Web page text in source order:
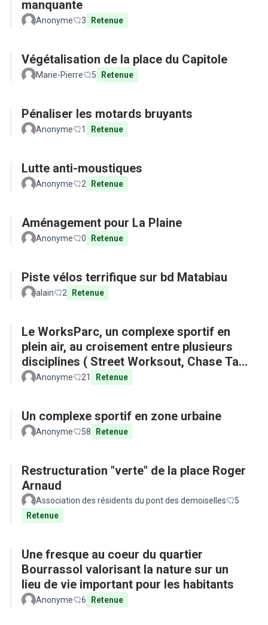
manquante
Anonyme 3 Retenue
Végétalisation de la place du Capitole
Marie-Pierre 5 Retenue
Pénaliser les motards bruyants
Anonyme 1 Retenue
Lutte anti-moustiques
Anonyme 2 Retenue
Aménagement pour La Plaine
Anonyme 0 Retenue
Piste vélos terrifique sur bd Matabiau
alain 2 Retenue
Le WorksParc, un complexe sportif en
plein air, au croisement entre plusieurs
disciplines ( Street Worksout, Chase Tag,
Parkour)
Anonyme 21 Retenue
Un complexe sportif en zone urbaine
Anonyme 58 Retenue
Restructuration "verte" de la place Roger
Arnaud
Association des résidents du pont des demoiselles
5
Retenue
Une fresque au coeur du quartier
Bourrassol valorisant la nature sur un
lieu de vie important pour les habitants
Anonyme 6 Retenue